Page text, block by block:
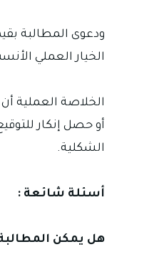
ودعوى المطالبة
الخيار العملي
الخلاصة العملية
أو حصل إنكار
الشكلية.
أسئلة شائعة :
هل يمكن